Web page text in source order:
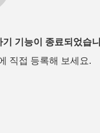
기능이 종료되었습
직접 등록해 보세요.